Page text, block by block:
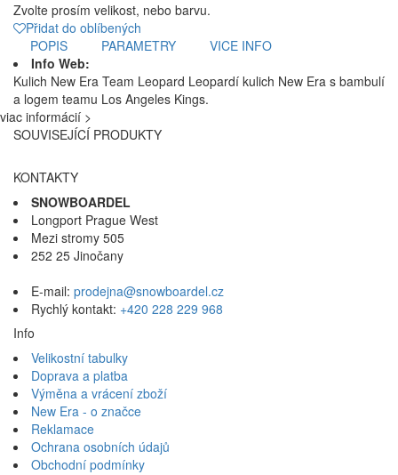
Zvolte prosím velikost, nebo barvu.
Přidat do oblíbených
POPIS
PARAMETRY
VICE INFO
Info Web:
Kulich New Era Team Leopard Leopardí kulich New Era s bambulí
a logem teamu Los Angeles Kings.
viac informácií >
SOUVISEJÍCÍ PRODUKTY
KONTAKTY
SNOWBOARDEL
Longport Prague West
Mezi stromy 505
252 25 Jinočany
E-mail: prodejna@snowboardel.cz
Rychlý kontakt: +420 228 229 968
Info
Velikostní tabulky
Doprava a platba
Výměna a vrácení zboží
New Era - o značce
Reklamace
Ochrana osobních údajů
Obchodní podmínky